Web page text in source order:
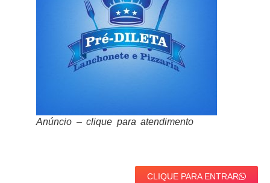
Anúncio – clique para atendimento
CLIQUE PARA ENTRAR